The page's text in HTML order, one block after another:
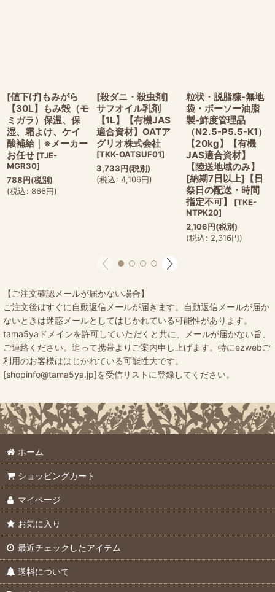
[値下げ]もみがら
【30L】もみ殻（モ
ミガラ）保温、保
湿、霜よけ、ケイ
酸補給｜※メーカー
お任せ [TJE-
MGR30]
788円(税別)
(税込: 866円)
[殺ダニ・殺虫剤]
サフオイル乳剤
【1L】【有機JAS
適合資材】OATア
グリオ株式会社
[TKK-OATSUF01]
3,733円(税別)
(税込: 4,106円)
粒状・脱脂糠-無地
袋・ボーソー油脂
製-鮮度管理品
（N2.5-P5.5-K1）
【20kg】【有機
JAS適合資材】
【陸送地域のみ】
[納期7日以上]【日
祭日の配送・時間
指定不可】
[TKE-
NTPK20]
2,106円(税別)
(税込: 2,316円)
【ご注文確認メールが届かない場合】
ご注文後はすぐに自動返信メールが届きます。自動返信メールが届か
ないときは迷惑メールとしてはじかれている可能性があります。
tama5yaドメインを許可していただくと共に、メールが届かない旨、
ご連絡ください。追って携帯よりご案内申し上げます。特にezwebご
利用のお客様ははじかれている可能性大です。
[shopinfo@tama5ya.jp]を受信リストに登録してください。
ホーム
ショッピングカート
マイページ
お気に入り
最近チェックしたアイテム
送料について